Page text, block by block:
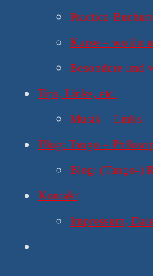
Practica-
Kurse – wo ihr
Besondere und
Tips, Links, etc.
Musik – Links
Blog: Tango –
Blog: (Tango-)
Kontakt
Impressum,